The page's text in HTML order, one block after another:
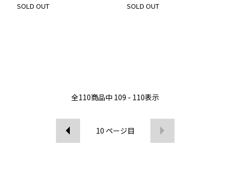
SOLD OUT SOLD OUT
全110商品中 109 - 110表示
10 ページ目